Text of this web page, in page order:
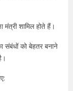
मंत्री शामिल होते हैं।
संबंधों को बेहतर बनाने